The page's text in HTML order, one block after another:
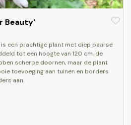
Beauty'
tot een hoogte van 120 cm. de
scherpe doornen, maar de plant
toevoeging aan tuinen en borders
aan.